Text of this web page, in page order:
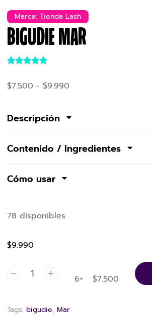
Marca: Tienda Lash
BIGUDIE MAR
$7.500 - $9.990
Descripción
Contenido / Ingredientes
Cómo usar
78 disponibles
$9.990
6+ $7.500
Tags: bigudie, Mar